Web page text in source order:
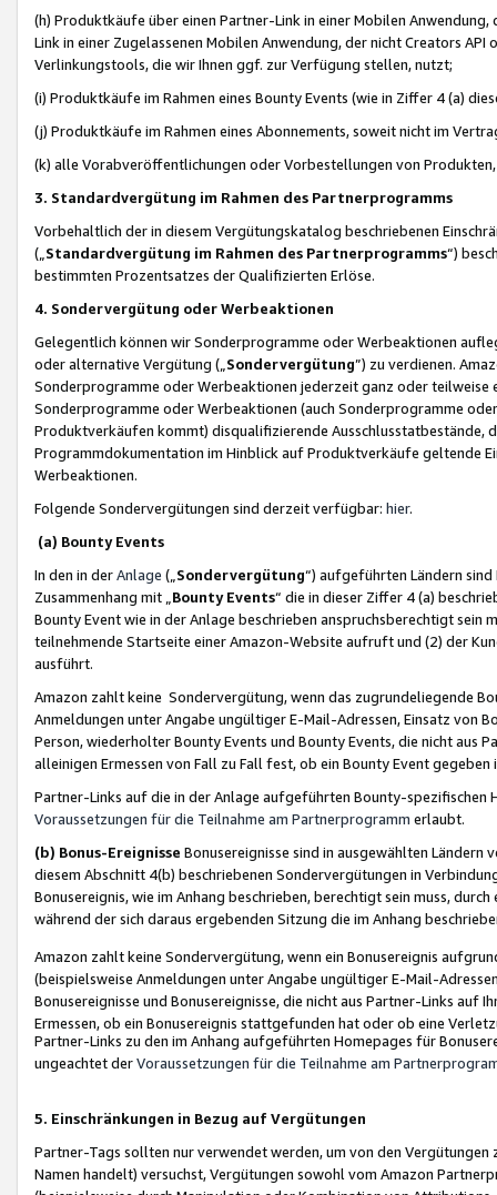
(h) Produktkäufe über einen Partner-Link in einer Mobilen
Link in einer Zugelassenen Mobilen Anwendung, der nicht Creators
Verlinkungstools, die wir Ihnen ggf. zur Verfügung stellen, nutzt;
(i) Produktkäufe im Rahmen eines Bounty Events (wie in Ziffer 4 (a)
(j) Produktkäufe im Rahmen eines Abonnements, soweit nicht im
(k) alle Vorabveröffentlichungen oder Vorbestellungen von
3. Standardvergütung im Rahmen des Partnerprogramms
Vorbehaltlich der in diesem Vergütungskatalog beschriebenen
(„ Standardvergütung im Rahmen des Partnerprogramms“)
bestimmten Prozentsatzes der Qualifizierten Erlöse.
4. Sondervergütung oder Werbeaktionen
Gelegentlich können wir Sonderprogramme oder Werbeaktionen
oder alternative Vergütung („ Sondervergütung”) zu verdienen.
Sonderprogramme oder Werbeaktionen jederzeit ganz oder
Sonderprogramme oder Werbeaktionen (auch Sonderprogramme
Produktverkäufen kommt) disqualifizierende Ausschlusstatbestände,
Programmdokumentation im Hinblick auf Produktverkäufe geltende
Werbeaktionen.
Folgende Sondervergütungen sind derzeit verfügbar: hier.
(a) Bounty Events
In den in derAnlage („ Sondervergütung“) aufgeführten Ländern
Zusammenhang mit „ Bounty Events“ die in dieser Ziffer 4 (a)
Bounty Event wie in der Anlage beschrieben anspruchsberechtigt sein
teilnehmende Startseite einer Amazon-Website aufruft und (2) der
ausführt.
Amazon zahlt keine Sondervergütung, wenn das zugrundeliegende
Anmeldungen unter Angabe ungültiger E-Mail-Adressen, Einsatz von
Person, wiederholter Bounty Events und Bounty Events, die nicht
alleinigen Ermessen von Fall zu Fall fest, ob ein Bounty Event
Partner-Links auf die in der Anlage aufgeführten Bounty-spezifischen
Voraussetzungen für die Teilnahme am Partnerprogramm erlaubt.
(b) Bonus-Ereignisse Bonusereignisse sind in ausgewählten Ländern
diesem Abschnitt 4(b) beschriebenen Sondervergütungen in
Bonusereignis, wie im Anhang beschrieben, berechtigt sein muss,
während der sich daraus ergebenden Sitzung die im Anhang
Amazon zahlt keine Sondervergütung, wenn ein Bonusereignis
(beispielsweise Anmeldungen unter Angabe ungültiger E-Mail-
Bonusereignisse und Bonusereignisse, die nicht aus Partner-Links auf
Ermessen, ob ein Bonusereignis stattgefunden hat oder ob eine
Partner-Links zu den im Anhang aufgeführten Homepages für
ungeachtet derVoraussetzungen für die Teilnahme am
5. Einschränkungen in Bezug auf Vergütungen
Partner-Tags sollten nur verwendet werden, um von den
Namen handelt) versuchst, Vergütungen sowohl vom Amazon